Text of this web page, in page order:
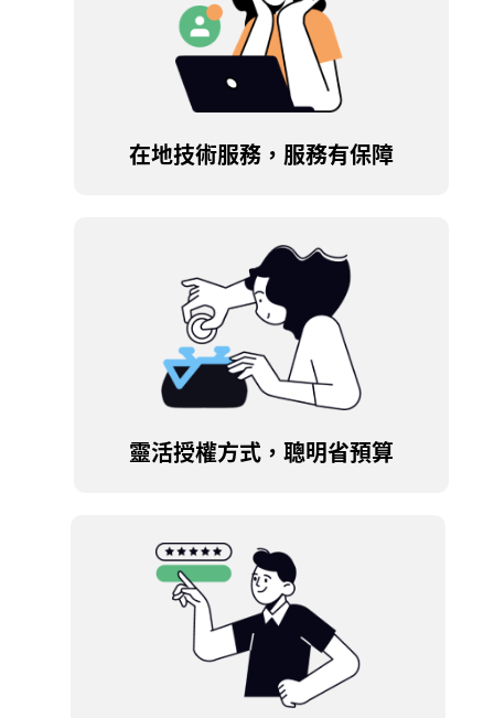
在地技術服務，服務有保障
靈活授權方式，聰明省預算